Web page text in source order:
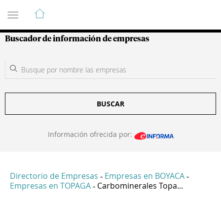
Guía de Empresas Colombianas
Buscador de información de empresas
BUSCAR
Información ofrecida por:
Directorio de Empresas - Empresas en BOYACA -
Empresas en TOPAGA - Carbominerales Topa...